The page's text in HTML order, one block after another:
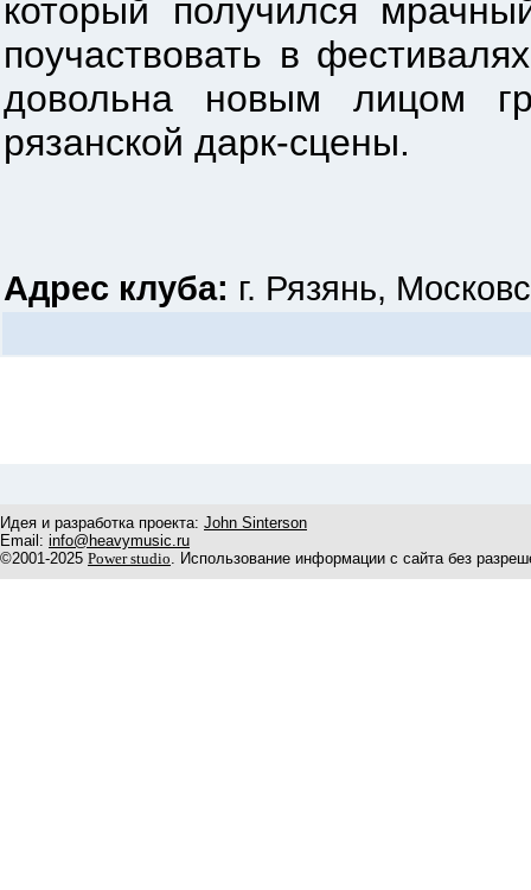
который получился
поучаствовать в
довольна новым лицом
рязанской дарк-сцены.
Адрес клуба: г. Рязянь,
Идея и разработка проекта: John Sinterson
Email: info@heavymusic.ru
©2001-2025 Power studio. Использование информации с сайта без